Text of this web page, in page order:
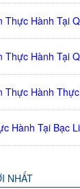
Thực Hành Tại
Thực Hành Tại
Thực Hành
Hành Tại Bạc
NHẤT